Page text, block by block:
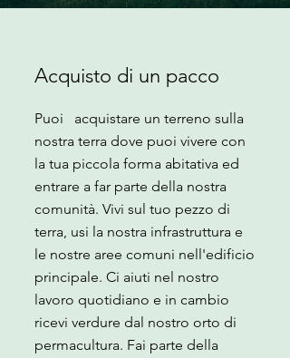
Acquisto di un pacco
Puoi acquistare un terreno sulla
nostra terra dove puoi vivere con
la tua piccola forma abitativa ed
entrare a far parte della nostra
comunità. Vivi sul tuo pezzo di
terra, usi la nostra infrastruttura e
le nostre aree comuni nell'edificio
principale. Ci aiuti nel nostro
lavoro quotidiano e in cambio
ricevi verdure dal nostro orto di
permacultura. Fai parte della